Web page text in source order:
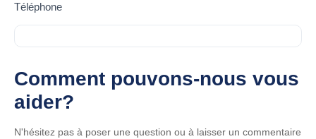
Téléphone
Comment pouvons-nous vous
aider?
N'hésitez pas à poser une question ou à laisser un commentaire